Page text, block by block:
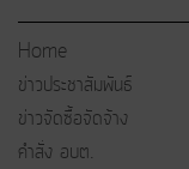
Home
ข่าวประชาสัมพันธ์
ข่าวจัดซื้อจัดจ้าง
คำสั่ง อบต.